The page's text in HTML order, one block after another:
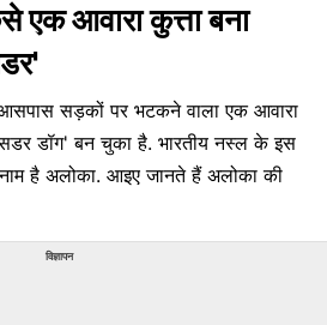
एक आवारा कुत्ता बना
सड़कों पर भटकने वाला एक आवारा
डॉग' बन चुका है. भारतीय नस्ल के इस
है अलोका. आइए जानते हैं अलोका की
विज्ञापन